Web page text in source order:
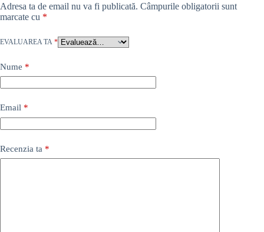
Adresa ta de email nu va fi publicată. Câmpurile obligatorii sunt
marcate cu *
EVALUAREA TA *
Nume *
Email *
Recenzia ta *